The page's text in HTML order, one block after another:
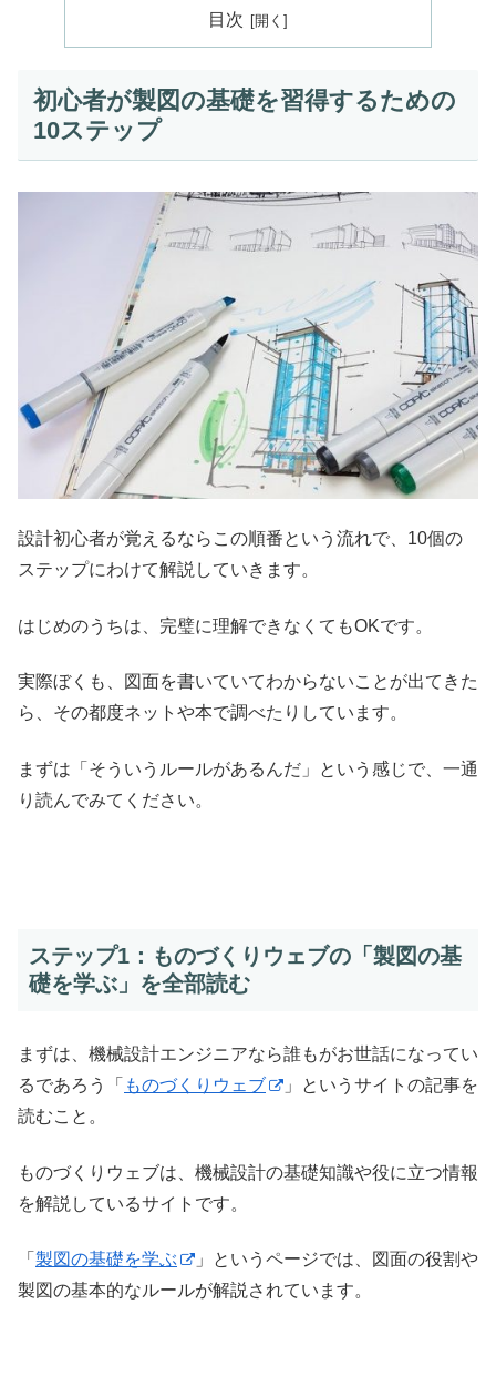
目次
初心者が製図の基礎を習得するための
10ステップ
設計初心者が覚えるならこの順番という流れで、10個の
ステップにわけて解説していきます。
はじめのうちは、完璧に理解できなくてもOKです。
実際ぼくも、図面を書いていてわからないことが出てきた
ら、その都度ネットや本で調べたりしています。
まずは「そういうルールがあるんだ」という感じで、一通
り読んでみてください。
ステップ1：ものづくりウェブの「製図の基
礎を学ぶ」を全部読む
まずは、機械設計エンジニアなら誰もがお世話になってい
るであろう「 ものづくりウェブ
」というサイトの記事を
読むこと。
ものづくりウェブは、機械設計の基礎知識や役に立つ情報
を解説しているサイトです。
「 製図の基礎を学ぶ
」というページでは、図面の役割や
製図の基本的なルールが解説されています。